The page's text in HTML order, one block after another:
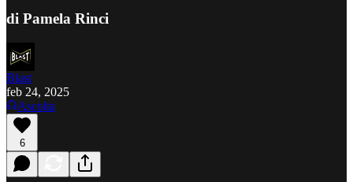
di Pamela Rinci
Blast
feb 24, 2025
Ascolta
6